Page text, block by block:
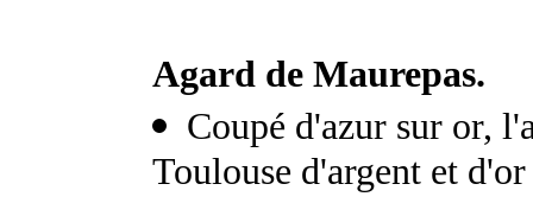
Agard de Maurepas.
Coupé d'azur sur or,
Toulouse d'argent et